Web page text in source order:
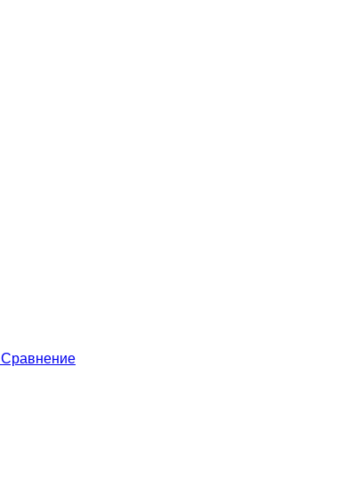
Сравнение